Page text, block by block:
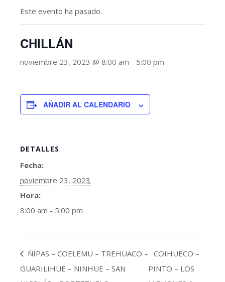
Este evento ha pasado.
CHILLÁN
noviembre 23, 2023 @ 8:00 am - 5:00 pm
AÑADIR AL CALENDARIO
DETALLES
Fecha:
noviembre 23, 2023
Hora:
8:00 am - 5:00 pm
ÑIPAS – COELEMU – TREHUACO –
GUARILIHUE – NINHUE – SAN
COIHUECO –
PINTO – LOS